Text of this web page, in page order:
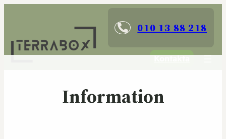
010 13 88 218
Information